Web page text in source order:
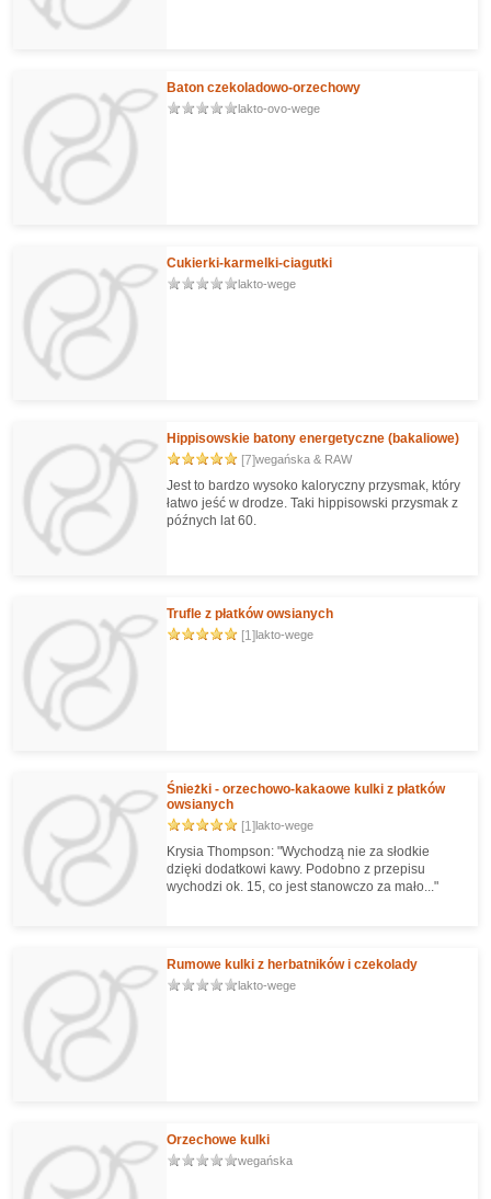
Baton czekoladowo-orzechowy
lakto-ovo-wege
Cukierki-karmelki-ciagutki
lakto-wege
Hippisowskie batony energetyczne (bakaliowe)
[7]wegańska & RAW
Jest to bardzo wysoko kaloryczny przysmak, który
łatwo jeść w drodze. Taki hippisowski przysmak z
późnych lat 60.
Trufle z płatków owsianych
[1]lakto-wege
Śnieżki - orzechowo-kakaowe kulki z płatków
owsianych
[1]lakto-wege
Krysia Thompson: "Wychodzą nie za słodkie
dzięki dodatkowi kawy. Podobno z przepisu
wychodzi ok. 15, co jest stanowczo za mało..."
Rumowe kulki z herbatników i czekolady
lakto-wege
Orzechowe kulki
wegańska